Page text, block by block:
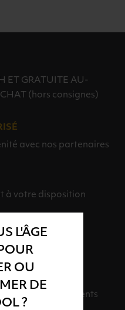
L'ÂGE
OU
DE
?
ET GRATUITE AU-
(hors consignes)
avec nos partenaires
à votre disposition
avec soins
à vos événements